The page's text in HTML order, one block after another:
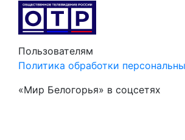
Пользователям
Политика обработки
«Мир Белогорья» в соцсетях